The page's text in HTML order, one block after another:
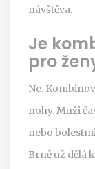
návštěva.
Je
pro
Ne.
nohy. Muži
nebo
Brně už dělá